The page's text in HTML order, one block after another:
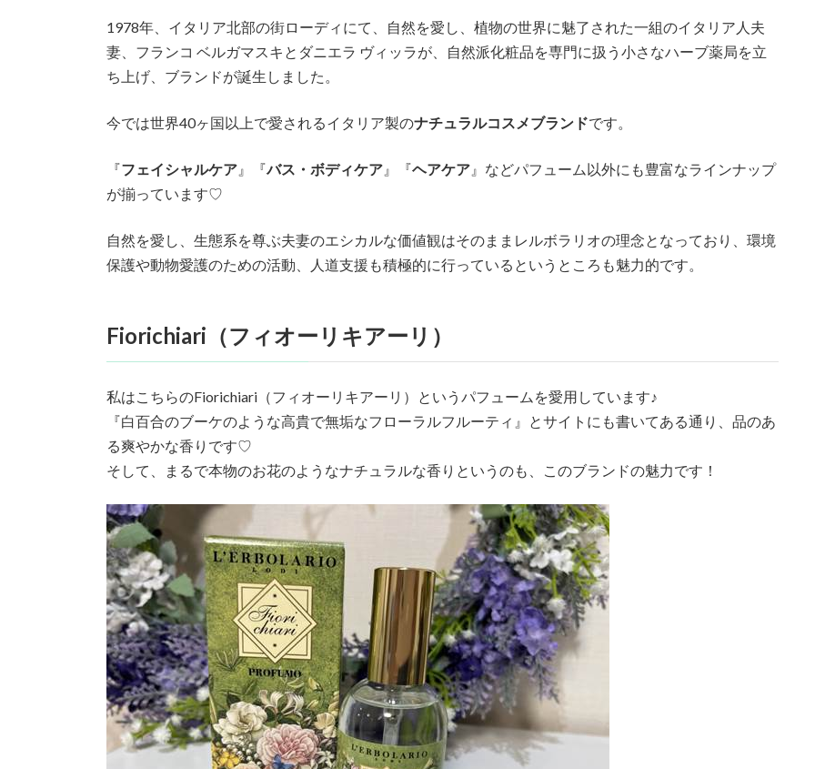
1978年、イタリア北部の街ローディにて、自然を愛し、植物の世界に魅了された一組のイタリア人夫
妻、フランコ ベルガマスキとダニエラ ヴィッラが、自然派化粧品を専門に扱う小さなハーブ薬局を立
ち上げ、ブランドが誕生しました。
今では世界40ヶ国以上で愛されるイタリア製のナチュラルコスメブランドです。
『フェイシャルケア 』『バス・ボディケア 』『ヘアケア 』などパフューム以外にも豊富なラインナップ
が揃っています♡
自然を愛し、生態系を尊ぶ夫妻のエシカルな価値観はそのままレルボラリオの理念となっており、環境
保護や動物愛護のための活動、人道支援も積極的に行っているというところも魅力的です。
Fiorichiari（フィオーリキアーリ）
私はこちらのFiorichiari（フィオーリキアーリ）というパフュームを愛用しています♪
『白百合のブーケのような高貴で無垢なフローラルフルーティ』とサイトにも書いてある通り、品のあ
る爽やかな香りです♡
そして、まるで本物のお花のようなナチュラルな香りというのも、このブランドの魅力です！